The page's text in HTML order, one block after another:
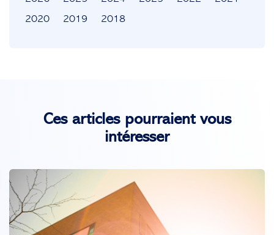
2020
2019 2018
Ces articles pourraient vous
intéresser